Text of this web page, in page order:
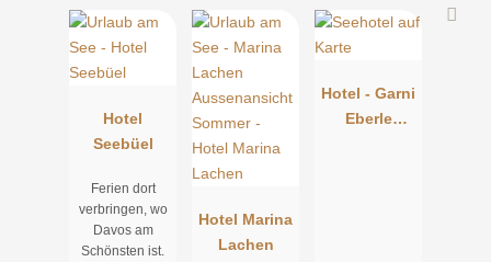
Hotel
Seebüel
Ferien dort
verbringen, wo
Davos am
Schönsten ist.
Hotel Marina
Lachen
Hotel - Garni
Eberle